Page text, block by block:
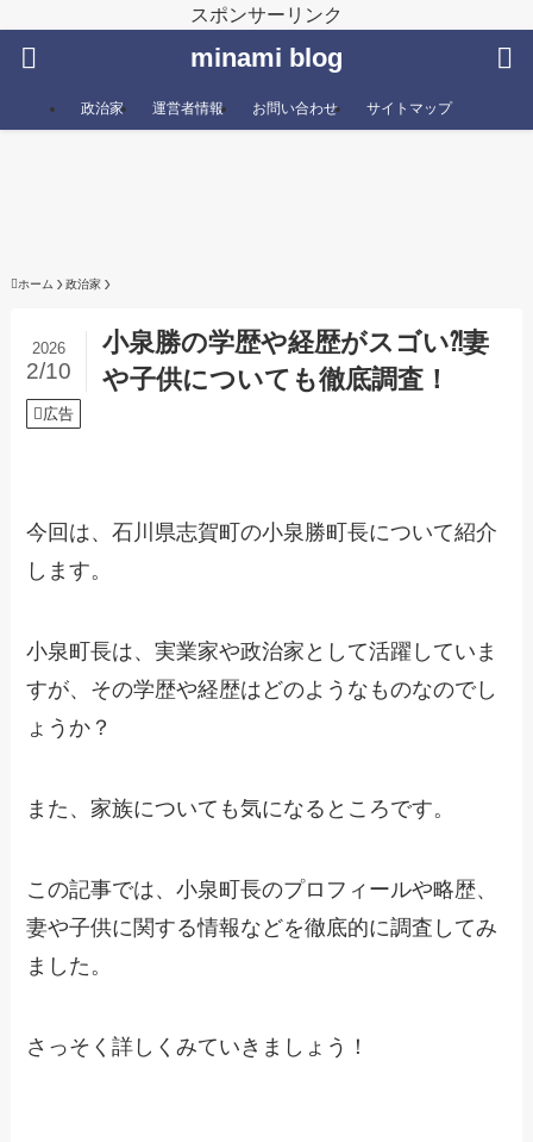
スポンサーリンク
minami blog
政治家 運営者情報 お問い合わせ サイトマップ
ホーム 政治家
小泉勝の学歴や経歴がスゴい⁈妻
や子供についても徹底調査！
2026
2/10
広告
今回は、石川県志賀町の小泉勝町長について紹介
します。
小泉町長は、実業家や政治家として活躍していま
すが、その学歴や経歴はどのようなものなのでし
ょうか？
また、家族についても気になるところです。
この記事では、小泉町長のプロフィールや略歴、
妻や子供に関する情報などを徹底的に調査してみ
ました。
さっそく詳しくみていきましょう！